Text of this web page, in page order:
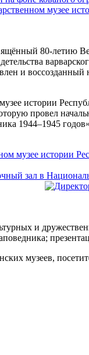
80-летию
и
истории
провел
1944–1945
и
музеев,